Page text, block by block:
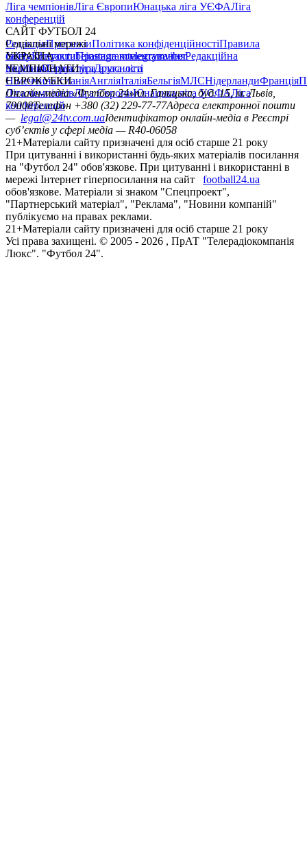
Ліга чемпіонівЛіга ЄвропиЮнацька ліга УЄФАЛіга
конференцій
САЙТ ФУТБОЛ 24
РедакціяПрогнозиПолітика конфіденційностіПравила
сайтуКонтактиПравила коментуванняРедакційна
політикаСтруктура власності
Соціальні мережі
facebookxyoutubeinstagramtelegramviber
УКРАЇНА
УкраїнаПерша лігаДруга ліга
ЧЕМПІОНАТИ
НімеччинаІспаніяАнгліяІталіяБельгіяМЛСНідерландиФранція
ЄВРОКУБКИ
Ліга чемпіонівЛіга ЄвропиЮнацька ліга УЄФАЛіга
конференцій
Онлайн-медіа «Футбол 24»пл. Галицька, буд. 15, м. Львів,
79008Телефон +380 (32) 229-77-77Адреса електронної пошти
— legal@24tv.com.uaІдентифікатор онлайн-медіа в Реєстрі
суб’єктів у сфері медіа — R40-06058
21+Матеріали сайту призначені для осіб старше 21 року
При цитуванні і використанні будь-яких матеріалів посилання
на "Футбол 24" обов'язкове. При цитуванні і використанні в
мережі Інтернет гіперпосилання на сайт
football24.ua
обов'язкове. Матеріали зі знаком "Спецпроект",
"Партнерський матеріал", "Реклама", "Новини компаній"
публікуємо на правах реклами.
21+Матеріали сайту призначені для осіб старше 21 року
Усi права захищенi. © 2005 - 2026 , ПрАТ "Телерадіокомпанія
Люкс". "Футбол 24".